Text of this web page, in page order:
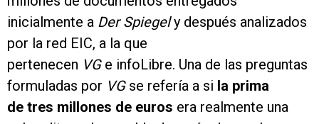
inicialmente a Der Spiegely después analizados
por la red EIC, a la que
pertenecen VG e infoLibre. Una de las preguntas
formuladas por VG se refería a si la prima
de tres millones de euros era realmente una